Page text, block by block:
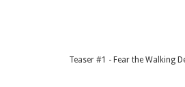
Teaser #1 - Fear the Walking